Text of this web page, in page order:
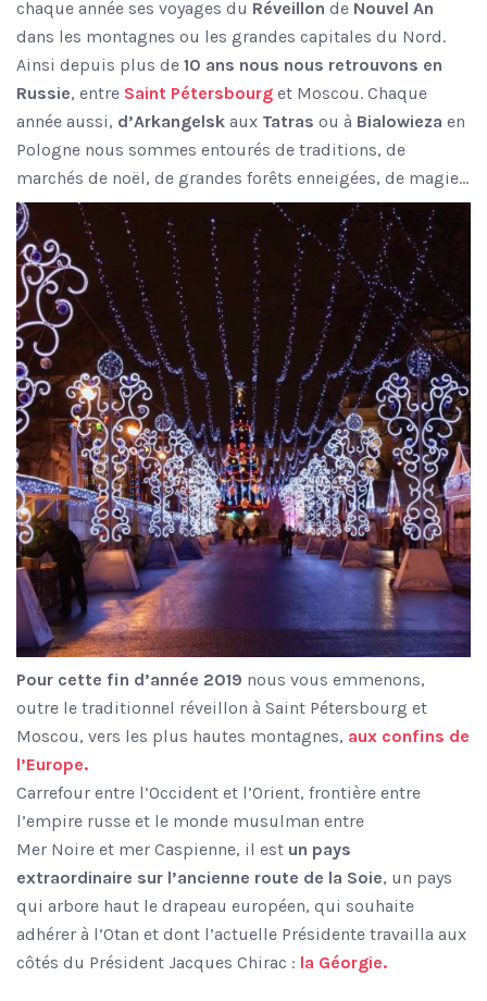
chaque année ses voyages du Réveillon de Nouvel An
dans les montagnes ou les grandes capitales du Nord.
Ainsi depuis plus de 10 ans nous nous retrouvons en
Russie, entre Saint Pétersbourg et Moscou. Chaque
année aussi, d’Arkangelsk aux Tatras ou à Bialowieza en
Pologne nous sommes entourés de traditions, de
marchés de noël, de grandes forêts enneigées, de magie…
Pour cette fin d’année 2019 nous vous emmenons,
outre le traditionnel réveillon à Saint Pétersbourg et
Moscou, vers les plus hautes montagnes, aux confins de
l’Europe.
Carrefour entre l’Occident et l’Orient, frontière entre
l’empire russe et le monde musulman entre
Mer Noire et mer Caspienne, il est un pays
extraordinaire sur l’ancienne route de la Soie, un pays
qui arbore haut le drapeau européen, qui souhaite
adhérer à l’Otan et dont l’actuelle Présidente travailla aux
côtés du Président Jacques Chirac : la Géorgie.